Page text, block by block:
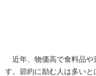
近年、物価高で食料品や
す。節約に励む人は多い